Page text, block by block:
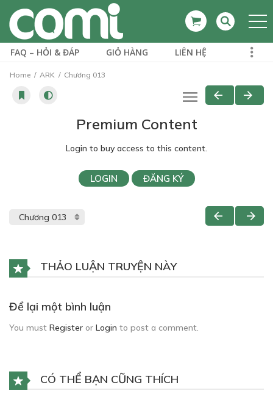
FAQ – HỎI & ĐÁP GIỎ HÀNG LIÊN HỆ
Home ARK Chương 013
Premium Content
Login to buy access to this content.
LOGIN ĐĂNG KÝ
THẢO LUẬN TRUYỆN NÀY
Để lại một bình luận
You must Register or Login to post a comment.
CÓ THỂ BẠN CŨNG THÍCH